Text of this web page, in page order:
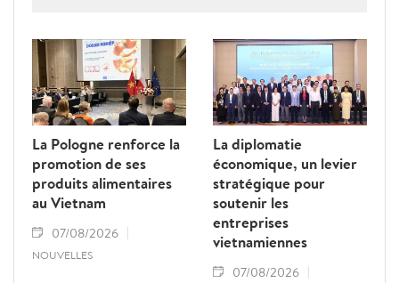
La Pologne renforce la
promotion de ses
produits alimentaires
au Vietnam
07/08/2026
NOUVELLES
La diplomatie
économique, un levier
stratégique pour
soutenir les
entreprises
vietnamiennes
07/08/2026